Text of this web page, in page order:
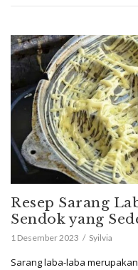
Resep Sarang
Sendok yang
1 Desember 2023 Syilvia
Sarang laba-laba